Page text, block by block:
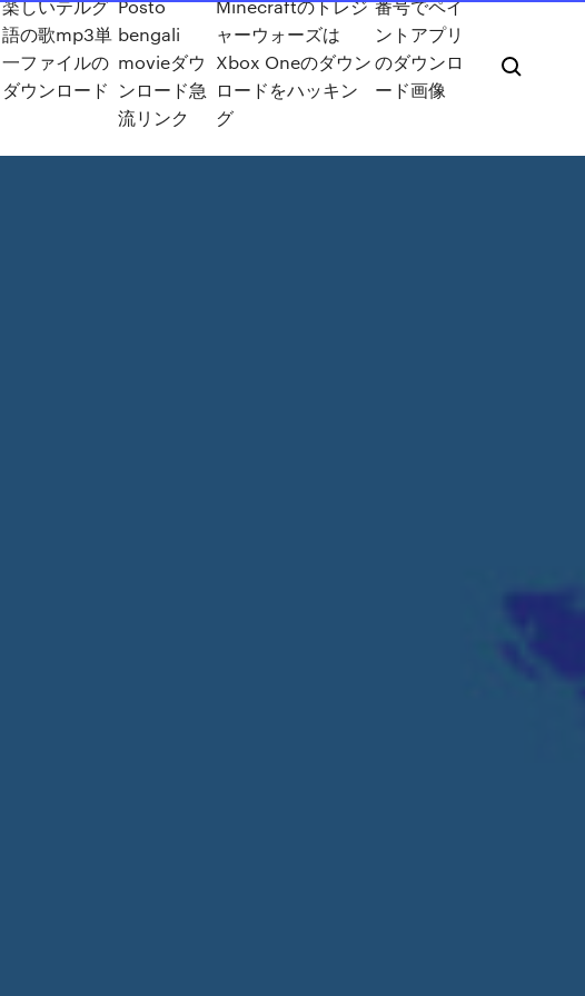
楽しいテルグ
語の歌mp3単
一ファイルの
ダウンロード
Posto
bengali
movieダウ
ンロード急
流リンク
Minecraftのトレジ
ャーウォーズは
Xbox Oneのダウン
ロードをハッキン
グ
番号でペイ
ントアプリ
のダウンロ
ード画像